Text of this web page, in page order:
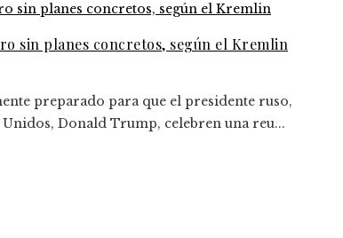
sin planes concretos, según el Kremlin
preparado para que el presidente ruso,
Donald Trump, celebren una reu...